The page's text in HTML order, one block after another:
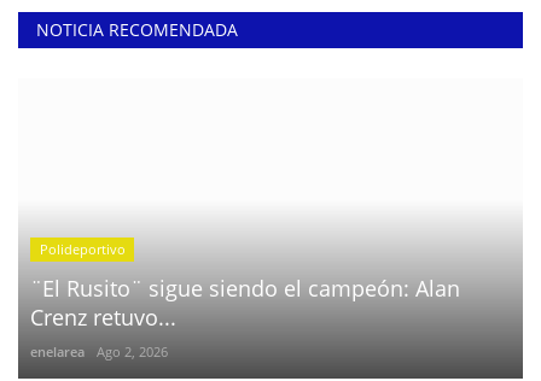
NOTICIA RECOMENDADA
Polideportivo
¨El Rusito¨ sigue siendo el campeón: Alan
Crenz retuvo...
enelarea Ago 2, 2026